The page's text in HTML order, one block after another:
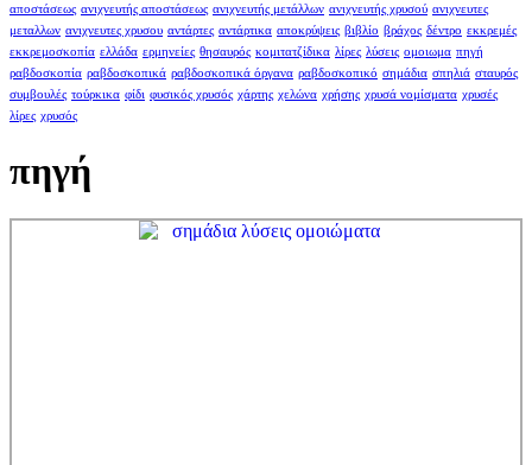
αποστάσεως ανιχνευτής αποστάσεως ανιχνευτής μετάλλων ανιχνευτής χρυσού ανιχνευτες
μεταλλων ανιχνευτες χρυσου αντάρτες αντάρτικα αποκρύψεις βιβλίο βράχος δέντρο εκκρεμές
εκκρεμοσκοπία ελλάδα ερμηνείες θησαυρός κομιτατζίδικα λίρες λύσεις ομοιωμα πηγή
ραβδοσκοπία ραβδοσκοπικά ραβδοσκοπικά όργανα ραβδοσκοπικό σημάδια σπηλιά σταυρός
συμβουλές τούρκικα φίδι φυσικός χρυσός χάρτης χελώνα χρήσης χρυσά νομίσματα χρυσές
λίρες χρυσός
πηγή